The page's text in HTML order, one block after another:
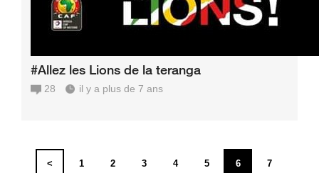
#Allez les Lions de la teranga
28 il y a plus de 7 ans
< 1 2 3 4 5 6 7